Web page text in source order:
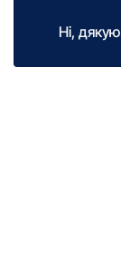
Ні, дякую